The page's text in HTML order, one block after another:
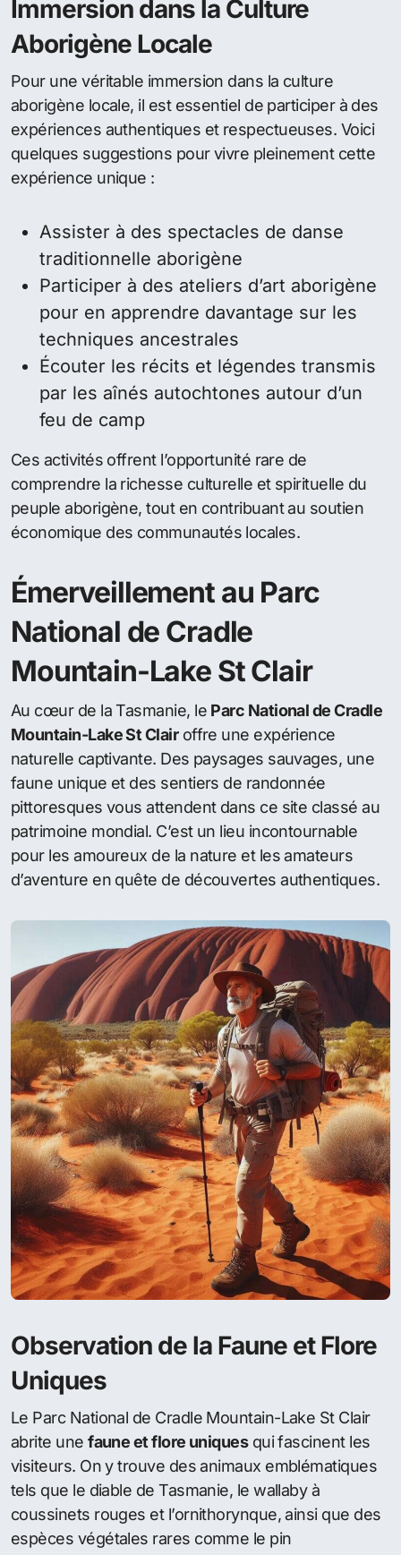
Immersion dans la Culture
Aborigène Locale
Pour une véritable immersion dans la culture
aborigène locale, il est essentiel de participer à des
expériences authentiques et respectueuses. Voici
quelques suggestions pour vivre pleinement cette
expérience unique :
Assister à des spectacles de danse
traditionnelle aborigène
Participer à des ateliers d’art aborigène
pour en apprendre davantage sur les
techniques ancestrales
Écouter les récits et légendes transmis
par les aînés autochtones autour d’un
feu de camp
Ces activités offrent l’opportunité rare de
comprendre la richesse culturelle et spirituelle du
peuple aborigène, tout en contribuant au soutien
économique des communautés locales.
Émerveillement au Parc
National de Cradle
Mountain-Lake St Clair
Au cœur de la Tasmanie, le Parc National de Cradle
Mountain-Lake St Clairoffre une expérience
naturelle captivante. Des paysages sauvages, une
faune unique et des sentiers de randonnée
pittoresques vous attendent dans ce site classé au
patrimoine mondial. C’est un lieu incontournable
pour les amoureux de la nature et les amateurs
d’aventure en quête de découvertes authentiques.
Observation de la Faune et Flore
Uniques
Le Parc National de Cradle Mountain-Lake St Clair
abrite unefaune et flore uniquesqui fascinent les
visiteurs. On y trouve des animaux emblématiques
tels que le diable de Tasmanie, le wallaby à
coussinets rouges et l’ornithorynque, ainsi que des
espèces végétales rares comme le pin